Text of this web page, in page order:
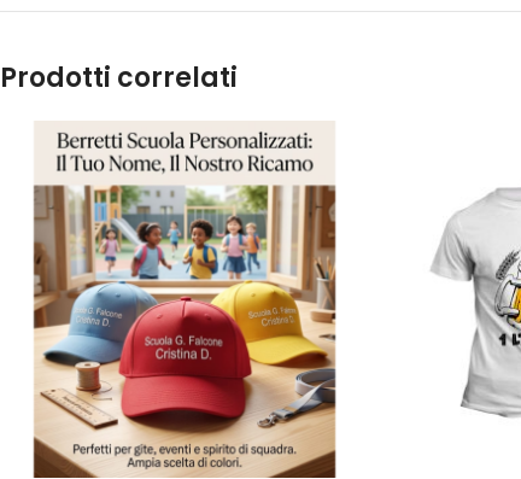
Prodotti correlati